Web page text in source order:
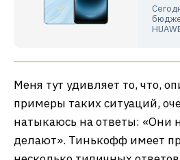
Меня тут удивляет то, что,
примеры таких ситуаций,
натыкаюсь на ответы: «Они
делают». Тинькофф имеет